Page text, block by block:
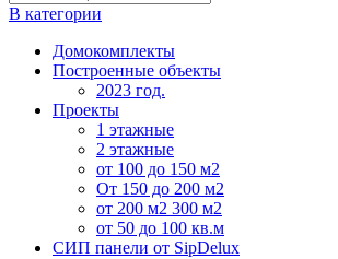
В категории
Домокомплекты
Построенные объекты
2023 год.
Проекты
1 этажные
2 этажные
от 100 до 150 м2
От 150 до 200 м2
от 200 м2 300 м2
от 50 до 100 кв.м
СИП панели от SipDelux